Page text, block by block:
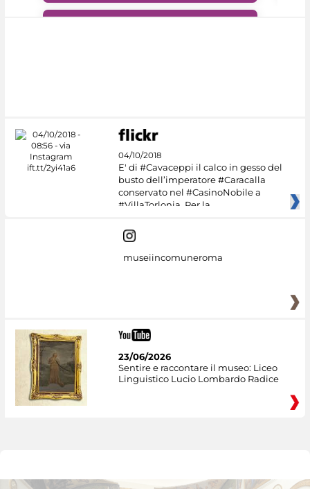
04/10/2018
E' di #Cavaceppi il calco in gesso del
busto dell’imperatore #Caracalla
conservato nel #CasinoNobile a
#VillaTorlonia. Per la
museiincomuneroma
23/06/2026
Sentire e raccontare il museo: Liceo
Linguistico Lucio Lombardo Radice